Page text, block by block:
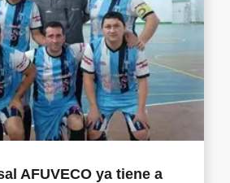
AFUVECO ya tiene a